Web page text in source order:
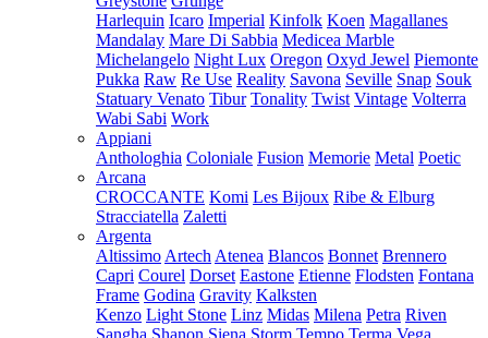
Harlequin Icaro Imperial Kinfolk Koen Magallanes
Mandalay Mare Di Sabbia Medicea Marble
Michelangelo Night Lux Oregon Oxyd Jewel Piemonte
Pukka Raw Re Use Reality Savona Seville Snap Souk
Statuary Venato Tibur Tonality Twist Vintage Volterra
Wabi Sabi Work
Appiani
Anthologhia Coloniale Fusion Memorie Metal Poetic
Arcana
CROCCANTE Komi Les Bijoux Ribe & Elburg
Stracciatella Zaletti
Argenta
Altissimo Artech Atenea Blancos Bonnet Brennero
Capri Courel Dorset Eastone Etienne Flodsten Fontana
Frame Godina Gravity Kalksten
Kenzo Light Stone Linz Midas Milena Petra Riven